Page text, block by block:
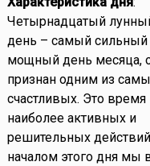
Четырнадцатый
день – самый сильный
мощный день месяца,
признан одним из
счастливых. Это время
наиболее активных и
решительных
началом этого дня мы